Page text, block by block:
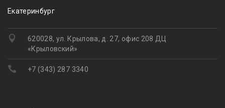
Екатеринбург
620028, ул. Крылова, д. 27, офис 208 ДЦ
«Крыловский»
+7 (343) 287 3340